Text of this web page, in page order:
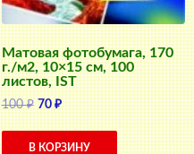
Матовая фотобумага, 170
г./м2, 10×15 см, 100
листов, IST
100₽ Первоначальная
цена
составляла
70₽Текущая
цена:
70 ₽.
В КОРЗИНУ